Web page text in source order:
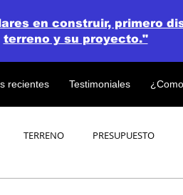
recientes Testimoniales
en construir, primero
terreno y su proyecto."
TERRENO PRESUPUESTO